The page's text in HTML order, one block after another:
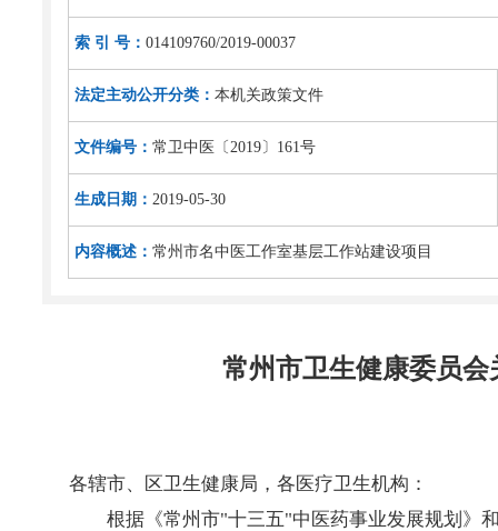
索 引 号： 014109760/2019-00037
法定主动公开分类： 本机关政策文件
文件编号： 常卫中医〔2019〕161号
生成日期： 2019-05-30
内容概述： 常州市名中医工作室基层工作站建设项目
常州市卫生健康委员
各辖市、区卫生健康局，各医疗卫生机构：
根据《常州市"十三五"中医药事业发展规划》